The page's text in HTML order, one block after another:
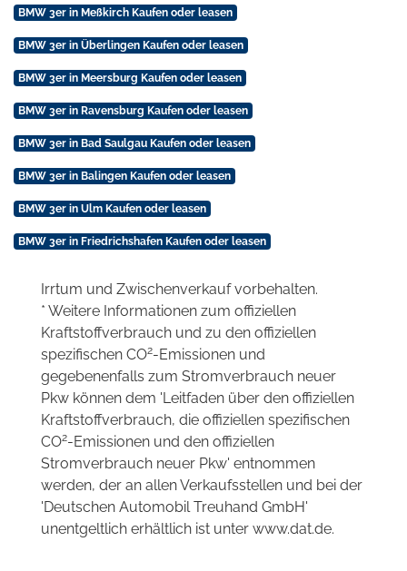
BMW 3er in Meßkirch Kaufen oder leasen
BMW 3er in Überlingen Kaufen oder leasen
BMW 3er in Meersburg Kaufen oder leasen
BMW 3er in Ravensburg Kaufen oder leasen
BMW 3er in Bad Saulgau Kaufen oder leasen
BMW 3er in Balingen Kaufen oder leasen
BMW 3er in Ulm Kaufen oder leasen
BMW 3er in Friedrichshafen Kaufen oder leasen
Irrtum und Zwischenverkauf vorbehalten.
* Weitere Informationen zum offiziellen
Kraftstoffverbrauch und zu den offiziellen
spezifischen CO2-Emissionen und
gegebenenfalls zum Stromverbrauch neuer
Pkw können dem 'Leitfaden über den offiziellen
Kraftstoffverbrauch, die offiziellen spezifischen
CO2-Emissionen und den offiziellen
Stromverbrauch neuer Pkw' entnommen
werden, der an allen Verkaufsstellen und bei der
'Deutschen Automobil Treuhand GmbH'
unentgeltlich erhältlich ist unter www.dat.de.